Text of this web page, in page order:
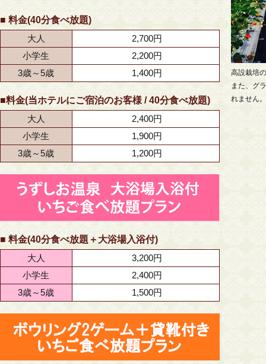
■ 料金(40分食べ放題)
大人
2,700円
小学生
2,200円
3歳～5歳
1,400円
■料金(当ホテルにご宿泊のお客様 / 40分食べ放題)
大人
2,400円
小学生
1,900円
3歳～5歳
1,200円
■ 料金(40分食べ放題＋大浴場入浴付)
大人
3,200円
小学生
2,400円
3歳～5歳
1,500円
高設栽培
また、グ
れません